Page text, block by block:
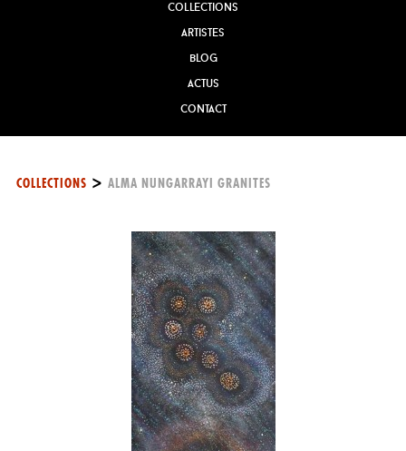
collections
artistes
blog
actus
contact
COLLECTIONS > ALMA NUNGARRAYI GRANITES